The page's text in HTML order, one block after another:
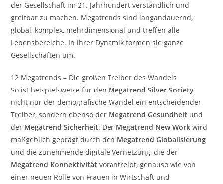
der Gesellschaft im 21. Jahrhundert verständlich und
greifbar zu machen. Megatrends sind langandauernd,
global, komplex, mehrdimensional und treffen alle
Lebensbereiche. In ihrer Dynamik formen sie ganze
Gesellschaften um.
12 Megatrends – Die großen Treiber des Wandels
So ist beispielsweise für den Megatrend Silver Society
nicht nur der demografische Wandel ein entscheidender
Treiber, sondern ebenso der Megatrend Gesundheit und
der Megatrend Sicherheit. Der Megatrend New Work wird
maßgeblich geprägt durch den Megatrend Globalisierung
und die zunehmende digitale Vernetzung, die der
Megatrend Konnektivität vorantreibt, genauso wie von
einer neuen Rolle von Frauen in Wirtschaft und